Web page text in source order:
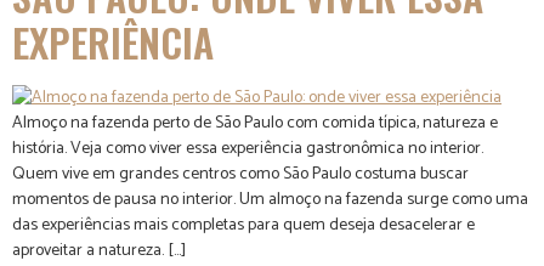
EXPERIÊNCIA
Almoço na fazenda perto de São Paulo com comida típica, natureza e
história. Veja como viver essa experiência gastronômica no interior.
Quem vive em grandes centros como São Paulo costuma buscar
momentos de pausa no interior. Um almoço na fazenda surge como uma
das experiências mais completas para quem deseja desacelerar e
aproveitar a natureza. […]